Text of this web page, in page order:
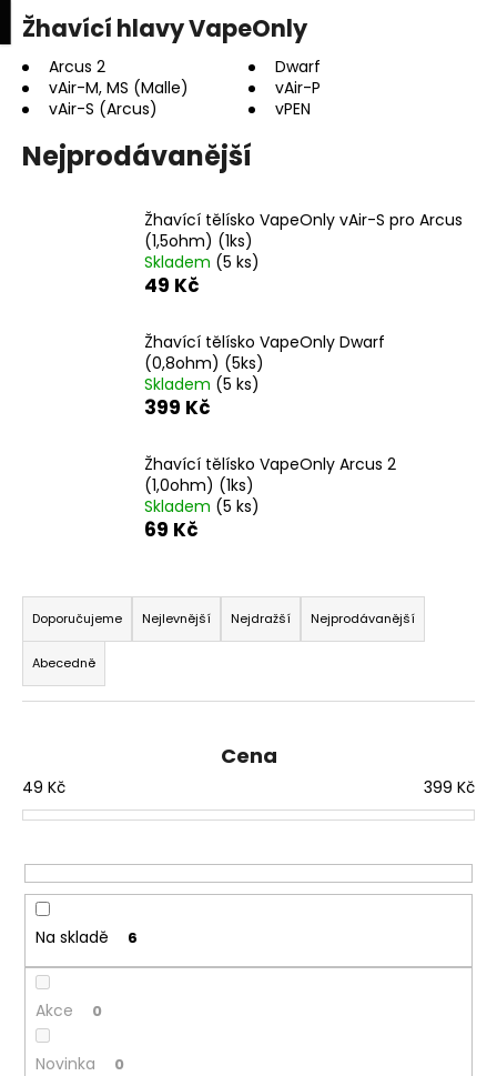
Přejít
na
obsah
Žhavící hlavy VapeOnly
Arcus 2
Dwarf
vAir-M, MS (Malle)
vAir-P
vAir-S (Arcus)
vPEN
Nejprodávanější
Žhavící tělísko VapeOnly vAir-S pro Arcus
(1,5ohm) (1ks)
Skladem (5 ks)
49 Kč
Žhavící tělísko VapeOnly Dwarf
(0,8ohm) (5ks)
Skladem (5 ks)
399 Kč
Žhavící tělísko VapeOnly Arcus 2
(1,0ohm) (1ks)
Skladem (5 ks)
69 Kč
Ř
a
z
e
n
r
o
u
k
ů
Doporučujeme Nejlevnější Nejdražší Nejprodávanější
Abecedně
Cena
49 Kč 399 Kč
Na skladě 6
Akce 0
Novinka 0
o
C
o
t
?
HLEDAT
o
p
o
u
u